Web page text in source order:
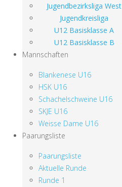
Jugendbezirksliga West
Jugendkreisliga
U12 Basisklasse A
U12 Basisklasse B
Mannschaften
Blankenese U16
HSK U16
Schachelschweine U16
SKJE U16
Weisse Dame U16
Paarungsliste
Paarungsliste
Aktuelle Runde
Runde 1